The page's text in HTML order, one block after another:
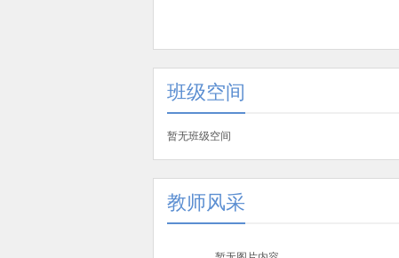
班级空间
暂无班级空间
教师风采